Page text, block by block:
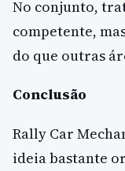
No conjunto,
competente,
do que outras
Conclusão
Rally Car
ideia bastante